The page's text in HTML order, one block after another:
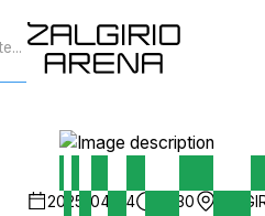
2025-04-24 18:30